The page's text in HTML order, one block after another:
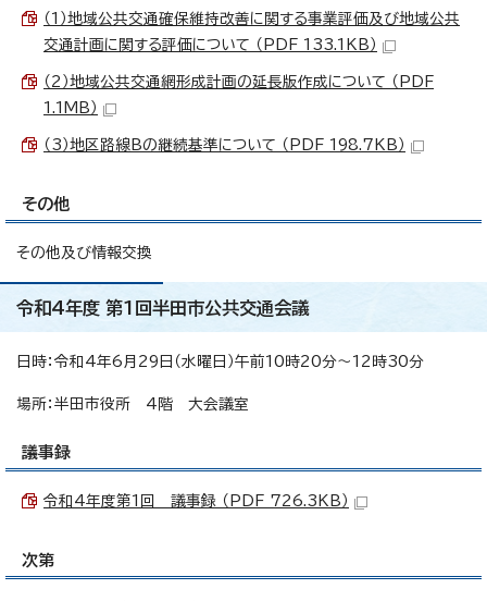
（1）地域公共交通確保維持改善に関する事業評価及び地域公共
交通計画に関する評価について （PDF 133.1KB）
（2）地域公共交通網形成計画の延長版作成について （PDF
1.1MB）
（3）地区路線Bの継続基準について （PDF 198.7KB）
その他
その他及び情報交換
令和4年度 第1回半田市公共交通会議
日時：令和4年6月29日（水曜日）午前10時20分～12時30分
場所：半田市役所 4階 大会議室
議事録
令和4年度第1回 議事録 （PDF 726.3KB）
次第